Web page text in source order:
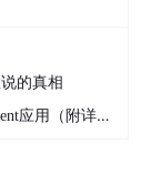
的真相
附详细路线图）